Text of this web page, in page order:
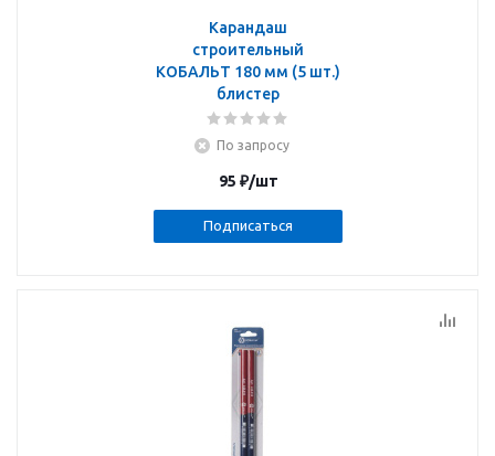
Карандаш
строительный
КОБАЛЬТ 180 мм (5 шт.)
блистер
По запросу
95 ₽/шт
Подписаться